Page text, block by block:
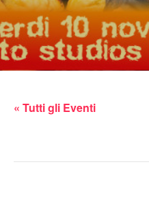
« Tutti gli Eventi